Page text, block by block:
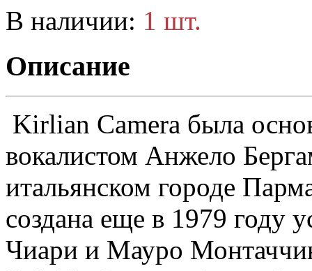
В наличии: 1 шт.
Описание
Kirlian Camera была
вокалистом Анжело
итальянском городе
создана еще в 1979 году
Чиари и Мауро